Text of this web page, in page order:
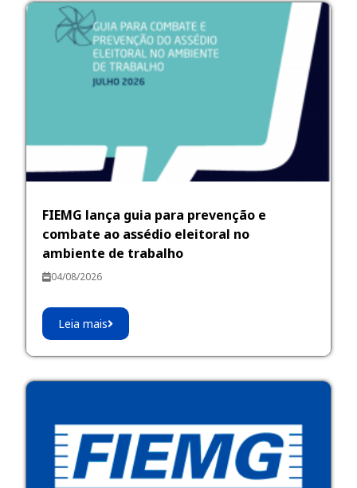
FIEMG lança guia para prevenção e
combate ao assédio eleitoral no
ambiente de trabalho
04/08/2026
Leia mais